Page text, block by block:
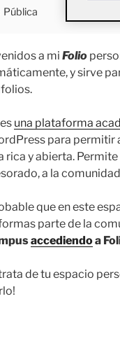
Pública
a mi Folio
y sirve
una plataforma
para permitir
rica y abierta.
a la
que en este
parte de la
accediendoa
de tu espacio